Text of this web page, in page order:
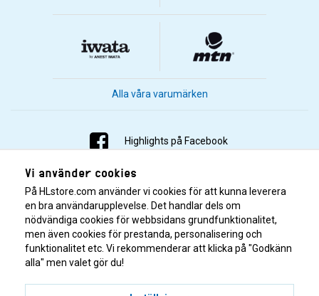
Alla våra varumärken
Highlights på Facebook
Highlights på Instagram
Highlights på Youtube
Highlights på Tiktok
Vi använder cookies
På HLstore.com använder vi cookies för att kunna leverera
en bra användarupplevelse. Det handlar dels om
nödvändiga cookies för webbsidans grundfunktionalitet,
men även cookies för prestanda, personalisering och
funktionalitet etc. Vi rekommenderar att klicka på "Godkänn
alla" men valet gör du!